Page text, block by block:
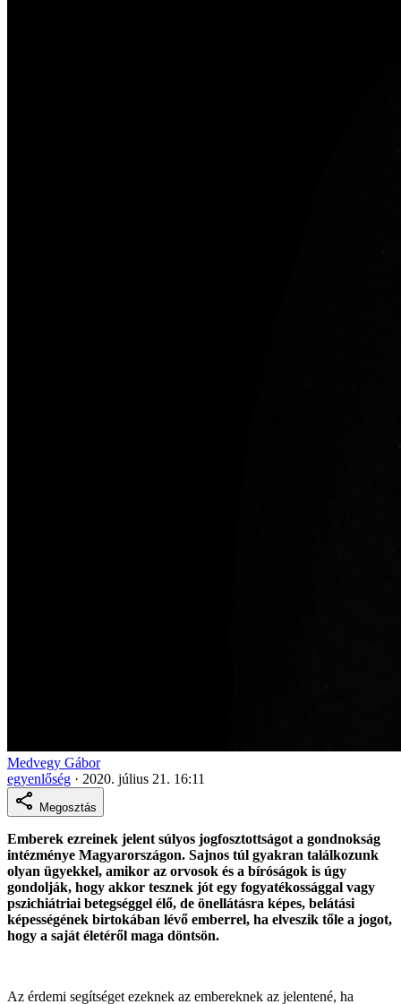
Medvegy Gábor
egyenlőség · 2020. július 21. 16:11
Megosztás
Emberek ezreinek jelent súlyos jogfosztottságot a gondnokság
intézménye Magyarországon. Sajnos túl gyakran találkozunk
olyan ügyekkel, amikor az orvosok és a bíróságok is úgy
gondolják, hogy akkor tesznek jót egy fogyatékossággal vagy
pszichiátriai betegséggel élő, de önellátásra képes, belátási
képességének birtokában lévő emberrel, ha elveszik tőle a jogot,
hogy a saját életéről maga döntsön.
Az érdemi segítséget ezeknek az embereknek az jelentené, ha